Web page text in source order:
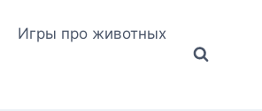
Игры про животных